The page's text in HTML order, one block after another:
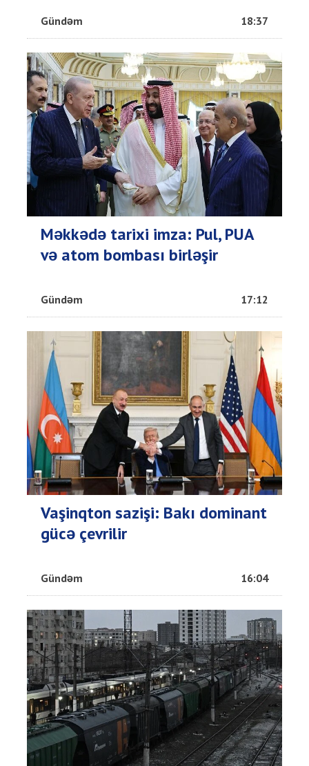
Gündəm 18:37
Məkkədə tarixi imza: Pul, PUA
və atom bombası birləşir
Gündəm 17:12
Vaşinqton sazişi: Bakı dominant
gücə çevrilir
Gündəm 16:04